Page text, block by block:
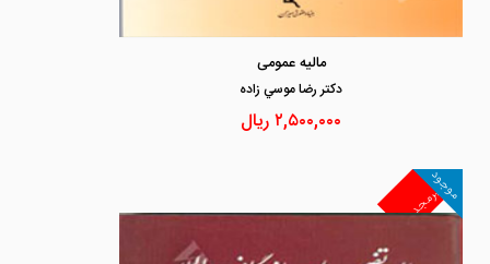
مالیه عمومی
دكتر رضا موسي زاده
۲,۵۰۰,۰۰۰ریال
غیرمجد
موجود